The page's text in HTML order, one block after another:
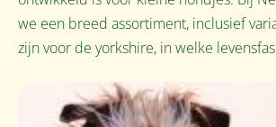
we een breed assortiment, inclusief
zijn voor de yorkshire, in welke